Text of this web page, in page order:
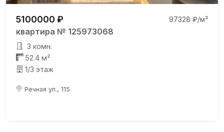
5100000 ₽ 97328 ₽/м²
квартира № 125973068
3 комн.
52.4 м²
1/3 этаж
Речная ул., 115